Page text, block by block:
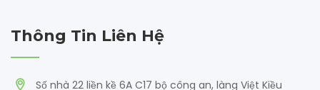
Thông Tin Liên Hệ
Số nhà 22 liền kề 6A C17 bộ công an, làng Việt Kiều